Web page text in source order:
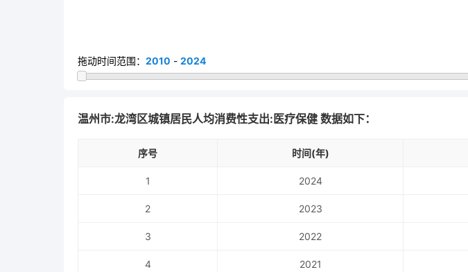
拖动时间范围： 2010 - 2024
温州市:龙湾区城镇居民人均消费性支出:医疗保健 数据如下：
序号 时间(年)
1 2024
2 2023
3 2022
4 2021